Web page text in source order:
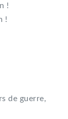
!
!
de guerre,